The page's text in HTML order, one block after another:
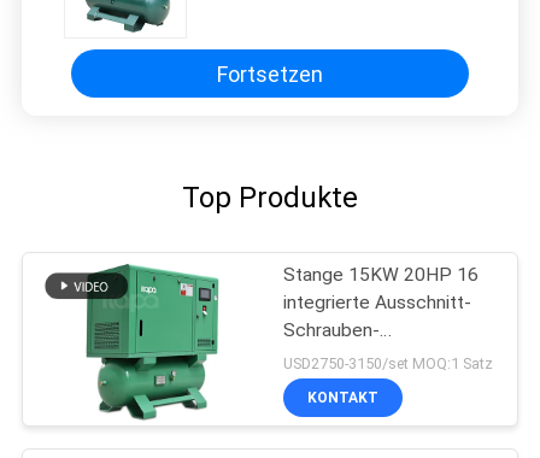
Fortsetzen
Top Produkte
Stange 15KW 20HP 16
integrierte Ausschnitt-
Schrauben-
Luftkompressor Laser-
4In1
USD2750-3150/set MOQ:1 Satz
KONTAKT